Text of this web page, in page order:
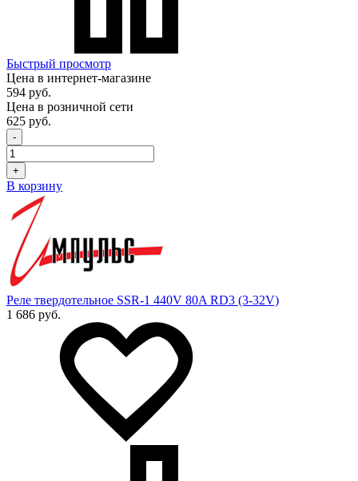
Быстрый просмотр
Цена в интернет-магазине
594 руб.
Цена в розничной сети
625 руб.
-
+
В корзину
Реле твердотельное SSR-1 440V 80A RD3 (3-32V)
1 686 руб.